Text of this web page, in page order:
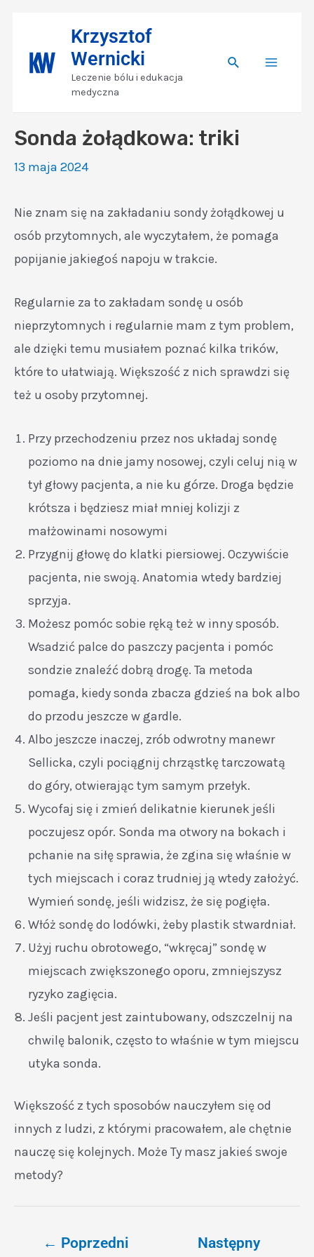
content
Krzysztof
Wernicki
Leczenie bólu i edukacja
medyczna
SearchMenu
Sonda żołądkowa: triki
13 maja 2024
Nie znam się na zakładaniu sondy żołądkowej u
osób przytomnych, ale wyczytałem, że pomaga
popijanie jakiegoś napoju w trakcie.
Regularnie za to zakładam sondę u osób
nieprzytomnych i regularnie mam z tym problem,
ale dzięki temu musiałem poznać kilka trików,
które to ułatwiają. Większość z nich sprawdzi się
też u osoby przytomnej.
Przy przechodzeniu przez nos układaj sondę
poziomo na dnie jamy nosowej, czyli celuj nią w
tył głowy pacjenta, a nie ku górze. Droga będzie
krótsza i będziesz miał mniej kolizji z
małżowinami nosowymi
Przygnij głowę do klatki piersiowej. Oczywiście
pacjenta, nie swoją. Anatomia wtedy bardziej
sprzyja.
Możesz pomóc sobie ręką też w inny sposób.
Wsadzić palce do paszczy pacjenta i pomóc
sondzie znaleźć dobrą drogę. Ta metoda
pomaga, kiedy sonda zbacza gdzieś na bok albo
do przodu jeszcze w gardle.
Albo jeszcze inaczej, zrób odwrotny manewr
Sellicka, czyli pociągnij chrząstkę tarczowatą
do góry, otwierając tym samym przełyk.
Wycofaj się i zmień delikatnie kierunek jeśli
poczujesz opór. Sonda ma otwory na bokach i
pchanie na siłę sprawia, że zgina się właśnie w
tych miejscach i coraz trudniej ją wtedy założyć.
Wymień sondę, jeśli widzisz, że się pogięła.
Włóż sondę do lodówki, żeby plastik stwardniał.
Użyj ruchu obrotowego, “wkręcaj” sondę w
miejscach zwiększonego oporu, zmniejszysz
ryzyko zagięcia.
Jeśli pacjent jest zaintubowany, odszczelnij na
chwilę balonik, często to właśnie w tym miejscu
utyka sonda.
Większość z tych sposobów nauczyłem się od
innych z ludzi, z którymi pracowałem, ale chętnie
nauczę się kolejnych. Może Ty masz jakieś swoje
metody?
← Poprzedni Następny